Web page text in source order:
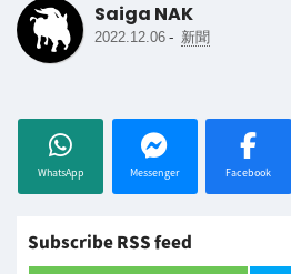
Saiga NAK
2022.12.06 - 新聞
WhatsApp Messenger Facebook
Subscribe RSS feed